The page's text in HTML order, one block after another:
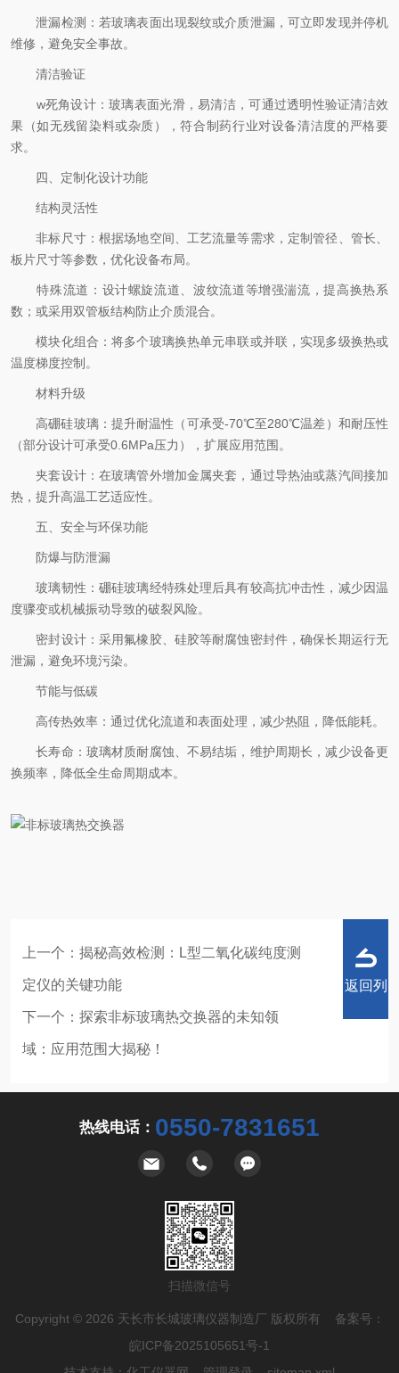
泄漏检测：若玻璃表面出现裂纹或介质泄漏，可立即发现并停机
维修，避免安全事故。
清洁验证
w死角设计：玻璃表面光滑，易清洁，可通过透明性验证清洁效
果（如无残留染料或杂质），符合制药行业对设备清洁度的严格要
求。
四、定制化设计功能
结构灵活性
非标尺寸：根据场地空间、工艺流量等需求，定制管径、管长、
板片尺寸等参数，优化设备布局。
特殊流道：设计螺旋流道、波纹流道等增强湍流，提高换热系
数；或采用双管板结构防止介质混合。
模块化组合：将多个玻璃换热单元串联或并联，实现多级换热或
温度梯度控制。
材料升级
高硼硅玻璃：提升耐温性（可承受-70℃至280℃温差）和耐压性
（部分设计可承受0.6MPa压力），扩展应用范围。
夹套设计：在玻璃管外增加金属夹套，通过导热油或蒸汽间接加
热，提升高温工艺适应性。
五、安全与环保功能
防爆与防泄漏
玻璃韧性：硼硅玻璃经特殊处理后具有较高抗冲击性，减少因温
度骤变或机械振动导致的破裂风险。
密封设计：采用氟橡胶、硅胶等耐腐蚀密封件，确保长期运行无
泄漏，避免环境污染。
节能与低碳
高传热效率：通过优化流道和表面处理，减少热阻，降低能耗。
长寿命：玻璃材质耐腐蚀、不易结垢，维护周期长，减少设备更
换频率，降低全生命周期成本。
上一个： 揭秘高效检测：L型二氧化碳纯度测
定仪的关键功能
下一个： 探索非标玻璃热交换器的未知领
域：应用范围大揭秘！
返回列
热线电话： 0550-7831651
扫描微信号
Copyright © 2026 天长市长城玻璃仪器制造厂 版权所有 备案号：
皖ICP备2025105651号-1